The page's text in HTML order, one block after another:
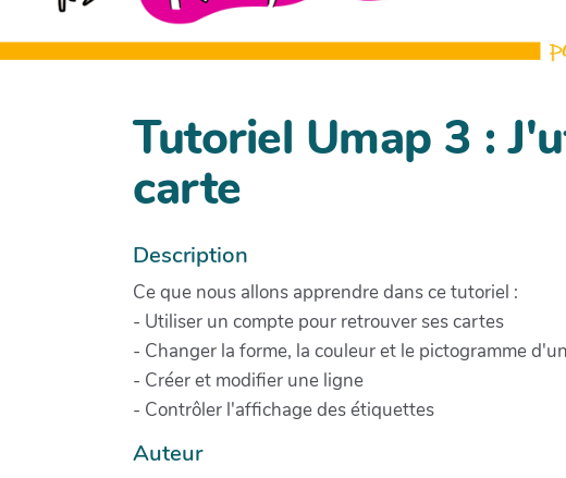
Tutoriel Umap 3 :
carte
Description
Ce que nous allons apprendre dans ce tutoriel :
- Utiliser un compte pour retrouver ses cartes
- Changer la forme, la couleur et le pictogramme
- Créer et modifier une ligne
- Contrôler l'affichage des étiquettes
Auteur